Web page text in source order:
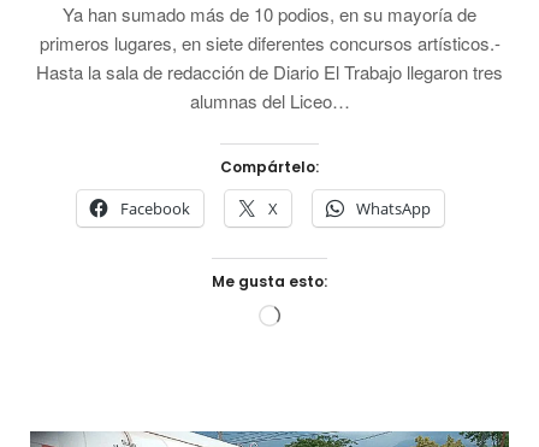
Ya han sumado más de 10 podios, en su mayoría de
primeros lugares, en siete diferentes concursos artísticos.-
Hasta la sala de redacción de Diario El Trabajo llegaron tres
alumnas del Liceo…
Compártelo:
Facebook X WhatsApp
Me gusta esto:
Cargando...